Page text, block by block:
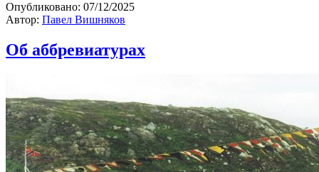
Опубликовано: 07/12/2025
Автор: Павел Вишняков
Об аббревиатурах